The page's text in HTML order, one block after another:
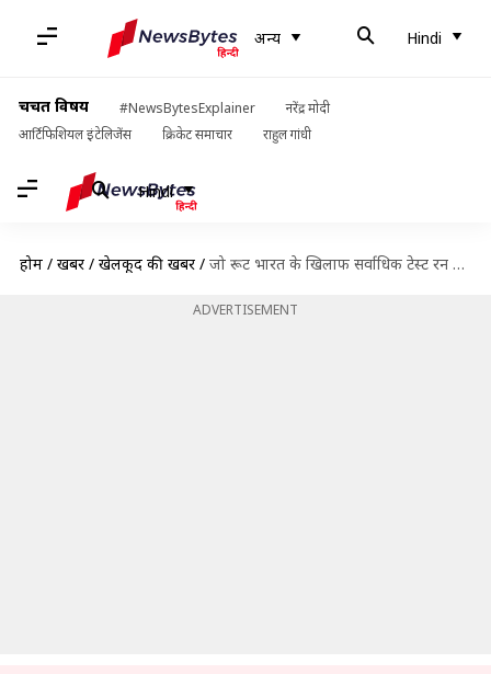
अन्य Hindi
चर्चित विषय #NewsBytesExplainer
नरेंद्र मोदी
आर्टिफिशियल इंटेलिजेंस
क्रिकेट समाचार राहुल गांधी
Hindi
होम / खबरें / खेलकूद की खबरें / जो रूट भारत के खिलाफ सर्वाधिक टेस्ट रन बनाने वाले बल्लेबाज बने, पोटिंग को पछाड़ा
ADVERTISEMENT